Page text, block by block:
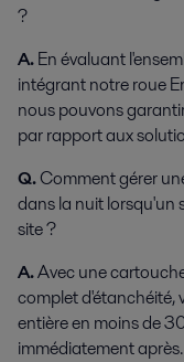
?
A.En évaluant
intégrant notre roue
nous pouvons
par rapport aux
Q.Comment gérer
dans la nuit lorsqu'un
site ?
A.Avec une
complet d'étanchéité,
entière en moins de
immédiatement après.